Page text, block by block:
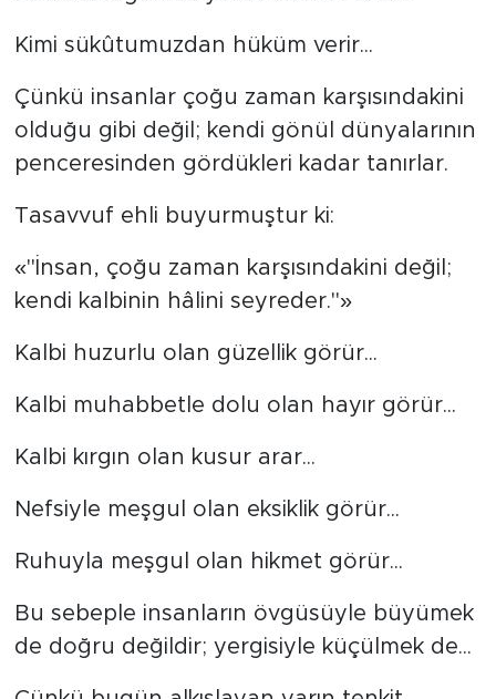
Kimi sükûtumuzdan hüküm verir...
Çünkü insanlar çoğu zaman karşısındakini
olduğu gibi değil; kendi gönül dünyalarının
penceresinden gördükleri kadar tanırlar.
Tasavvuf ehli buyurmuştur ki:
«"İnsan, çoğu zaman karşısındakini değil;
kendi kalbinin hâlini seyreder."»
Kalbi huzurlu olan güzellik görür...
Kalbi muhabbetle dolu olan hayır görür...
Kalbi kırgın olan kusur arar...
Nefsiyle meşgul olan eksiklik görür...
Ruhuyla meşgul olan hikmet görür...
Bu sebeple insanların övgüsüyle büyümek
de doğru değildir; yergisiyle küçülmek de...
KÜLTÜR SANAT
TARİHTEN GÜNÜMÜZE
TARİH
SİYASET
MEDYA KÖŞESİ
FOTO GALERİ
VİDEOLAR
ALINTI YAZARLAR
SOSYAL MEDYA